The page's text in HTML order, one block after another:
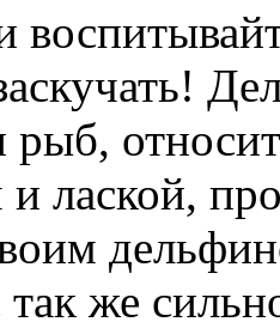
лаской,
же